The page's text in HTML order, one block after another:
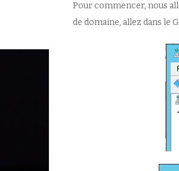
Pour commencer, nous
de domaine, allez dans le